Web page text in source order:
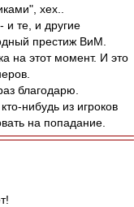
хех..
и те, и другие
престиж ВиМ.
на этот момент. И это
благодарю.
нибудь из игроков
на попадание.